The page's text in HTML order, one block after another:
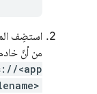
استضِف
من أنّ
<app